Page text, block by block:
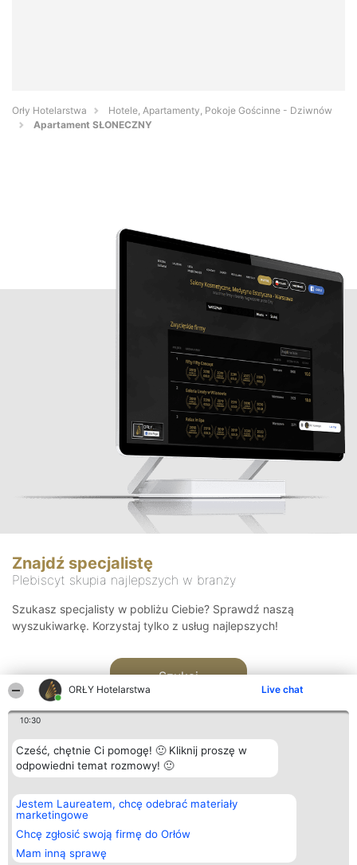
ORŁY Hotelarstwa Live chat
10:30
Cześć, chętnie Ci pomogę! 🙂 Kliknij proszę w
odpowiedni temat rozmowy! 🙂
Jestem Laureatem, chcę odebrać materiały
marketingowe
Chcę zgłosić swoją firmę do Orłów
Mam inną sprawę
Orły Hotelarstwa
Hotele, Apartamenty, Pokoje Gościnne - Dziwnów
Apartament SŁONECZNY
Znajdź specjalistę
Plebiscyt skupia najlepszych w branży
Szukasz specjalisty w pobliżu Ciebie? Sprawdź naszą
wyszukiwarkę. Korzystaj tylko z usług najlepszych!
Szukaj
Organizator plebiscytu
Bright Side Solutions sp. z o.
o. sp. k.
ul. Ruska 22
Wrocław 50-079
KRS 0000749100 | Regon
Plebiscyt
Laureaci
wszystkich
Laureatów
Kontakt
Kontakt